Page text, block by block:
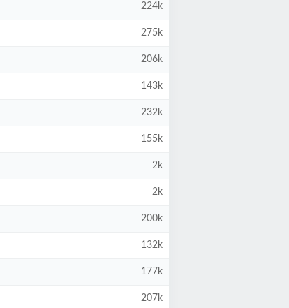
224k
275k
206k
143k
232k
155k
2k
2k
200k
132k
177k
207k